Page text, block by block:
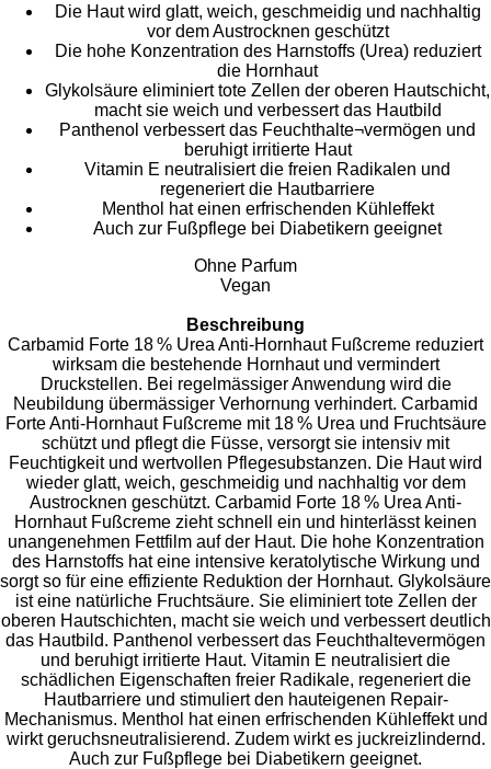
Die Haut wird glatt, weich, geschmeidig und nachhaltig
vor dem Austrocknen geschützt
Die hohe Konzentration des Harnstoffs (Urea) reduziert
die Hornhaut
Glykolsäure eliminiert tote Zellen der oberen Hautschicht,
macht sie weich und verbessert das Hautbild
Panthenol verbessert das Feuchthalte¬vermögen und
beruhigt irritierte Haut
Vitamin E neutralisiert die freien Radikalen und
regeneriert die Hautbarriere
Menthol hat einen erfrischenden Kühleffekt
Auch zur Fußpflege bei Diabetikern geeignet
Ohne Parfum
Vegan
Beschreibung
Carbamid Forte 18 % Urea Anti-Hornhaut Fußcreme reduziert
wirksam die bestehende Hornhaut und vermindert
Druckstellen. Bei regelmässiger Anwendung wird die
Neubildung übermässiger Verhornung verhindert. Carbamid
Forte Anti-Hornhaut Fußcreme mit 18 % Urea und Fruchtsäure
schützt und pflegt die Füsse, versorgt sie intensiv mit
Feuchtigkeit und wertvollen Pflegesubstanzen. Die Haut wird
wieder glatt, weich, geschmeidig und nachhaltig vor dem
Austrocknen geschützt. Carbamid Forte 18 % Urea Anti-
Hornhaut Fußcreme zieht schnell ein und hinterlässt keinen
unangenehmen Fettfilm auf der Haut. Die hohe Konzentration
des Harnstoffs hat eine intensive keratolytische Wirkung und
sorgt so für eine effiziente Reduktion der Hornhaut. Glykolsäure
ist eine natürliche Fruchtsäure. Sie eliminiert tote Zellen der
oberen Hautschichten, macht sie weich und verbessert deutlich
das Hautbild. Panthenol verbessert das Feuchthaltevermögen
und beruhigt irritierte Haut. Vitamin E neutralisiert die
schädlichen Eigenschaften freier Radikale, regeneriert die
Hautbarriere und stimuliert den hauteigenen Repair-
Mechanismus. Menthol hat einen erfrischenden Kühleffekt und
wirkt geruchsneutralisierend. Zudem wirkt es juckreizlindernd.
Auch zur Fußpflege bei Diabetikern geeignet.